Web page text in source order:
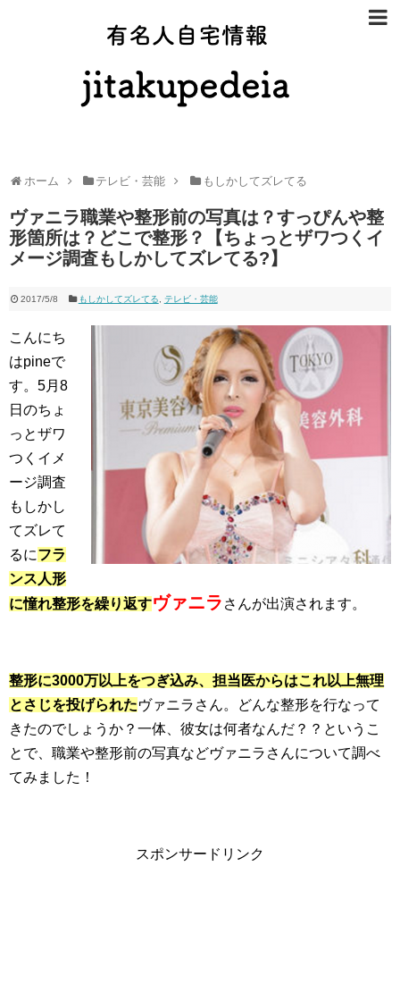
ホーム テレビ・芸能 もしかしてズレてる
ヴァニラ職業や整形前の写真は？すっぴんや整
形箇所は？どこで整形？【ちょっとザワつくイ
メージ調査もしかしてズレてる?】
2017/5/8 もしかしてズレてる テレビ・芸能
こんにち
はpineで
す。5月8
日のちょ
っとザワ
つくイメ
ージ調査
もしかし
てズレて
るにフラ
ンス人形
に憧れ整形を繰り返すヴァニラ さんが出演されます。
整形に3000万以上をつぎ込み、担当医からはこれ以上無理
とさじを投げられたヴァニラさん。どんな整形を行なって
きたのでしょうか？一体、彼女は何者なんだ？？というこ
とで、職業や整形前の写真などヴァニラさんについて調べ
てみました！
スポンサードリンク